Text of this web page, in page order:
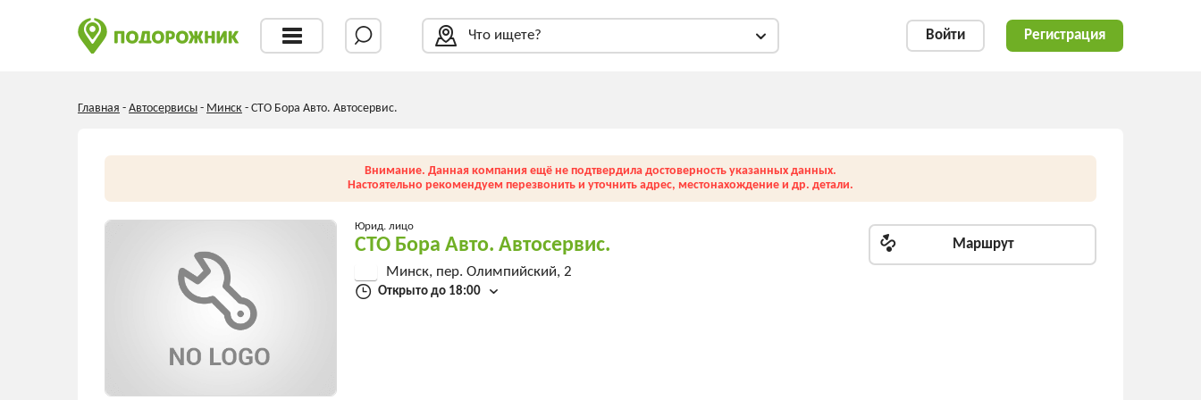
Что ищете? Войти Регистрация
Главная - Автосервисы - Минск - СТО Бора Авто. Автосервис.
Внимание. Данная компания ещё не подтвердила достоверность указанных данных.
Настоятельно рекомендуем перезвонить и уточнить адрес, местонахождение и др. детали.
Юрид. лицо
СТО Бора Авто. Автосервис.
Минск, пер. Олимпийский, 2
Открыто до 18:00
Маршрут